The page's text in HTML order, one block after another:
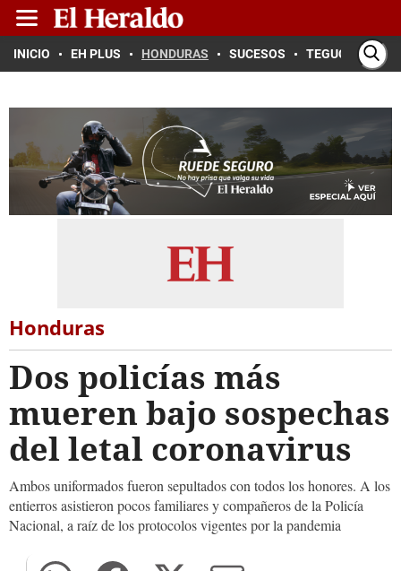
INICIO EH PLUS HONDURAS SUCESOS TEGUCIGALPA
Honduras
Dos policías más
mueren bajo sospechas
del letal coronavirus
Ambos uniformados fueron sepultados con todos los honores. A los
entierros asistieron pocos familiares y compañeros de la Policía
Nacional, a raíz de los protocolos vigentes por la pandemia